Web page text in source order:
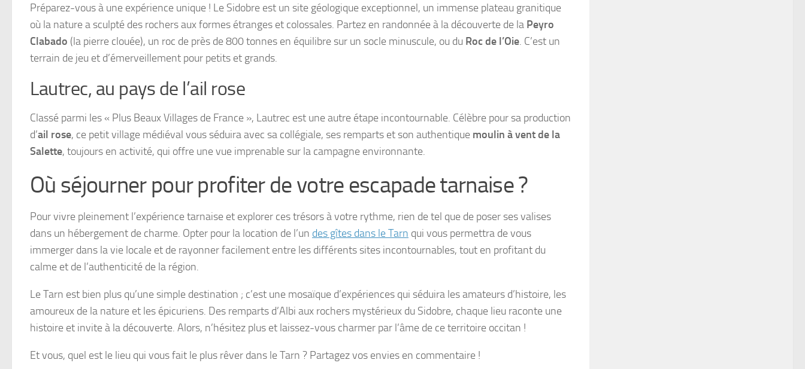
Préparez-vous à une expérience unique ! Le Sidobre est un site géologique exceptionnel, un immense plateau granitique
où la nature a sculpté des rochers aux formes étranges et colossales. Partez en randonnée à la découverte de la Peyro
Clabado (la pierre clouée), un roc de près de 800 tonnes en équilibre sur un socle minuscule, ou du Roc de l’Oie. C’est un
terrain de jeu et d’émerveillement pour petits et grands.
Lautrec, au pays de l’ail rose
Classé parmi les « Plus Beaux Villages de France », Lautrec est une autre étape incontournable. Célèbre pour sa production
d’ail rose, ce petit village médiéval vous séduira avec sa collégiale, ses remparts et son authentique moulin à vent de la
Salette, toujours en activité, qui offre une vue imprenable sur la campagne environnante.
Où séjourner pour profiter de votre escapade tarnaise ?
Pour vivre pleinement l’expérience tarnaise et explorer ces trésors à votre rythme, rien de tel que de poser ses valises
dans un hébergement de charme. Opter pour la location de l’un des gîtes dans le Tarn qui vous permettra de vous
immerger dans la vie locale et de rayonner facilement entre les différents sites incontournables, tout en profitant du
calme et de l’authenticité de la région.
Le Tarn est bien plus qu’une simple destination ; c’est une mosaïque d’expériences qui séduira les amateurs d’histoire, les
amoureux de la nature et les épicuriens. Des remparts d’Albi aux rochers mystérieux du Sidobre, chaque lieu raconte une
histoire et invite à la découverte. Alors, n’hésitez plus et laissez-vous charmer par l’âme de ce territoire occitan !
Et vous, quel est le lieu qui vous fait le plus rêver dans le Tarn ? Partagez vos envies en commentaire !